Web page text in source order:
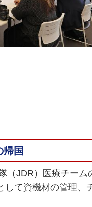
国
（JDR）医療チー
して資機材の管理